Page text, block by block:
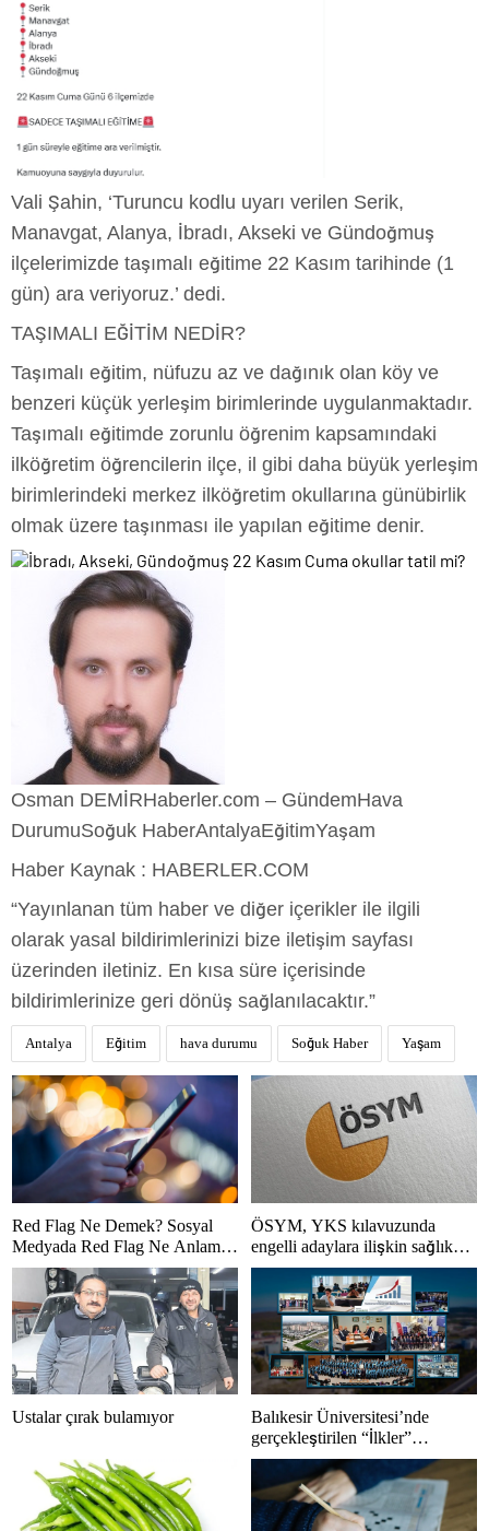
Vali Şahin, ‘Turuncu kodlu uyarı verilen Serik,
Manavgat, Alanya, İbradı, Akseki ve Gündoğmuş
ilçelerimizde taşımalı eğitime 22 Kasım tarihinde (1
gün) ara veriyoruz.’ dedi.
TAŞIMALI EĞİTİM NEDİR?
Taşımalı eğitim, nüfuzu az ve dağınık olan köy ve
benzeri küçük yerleşim birimlerinde uygulanmaktadır.
Taşımalı eğitimde zorunlu öğrenim kapsamındaki
ilköğretim öğrencilerin ilçe, il gibi daha büyük yerleşim
birimlerindeki merkez ilköğretim okullarına günübirlik
olmak üzere taşınması ile yapılan eğitime denir.
Osman DEMİRHaberler.com – GündemHava
DurumuSoğuk HaberAntalyaEğitimYaşam
Haber Kaynak : HABERLER.COM
“Yayınlanan tüm haber ve diğer içerikler ile ilgili
olarak yasal bildirimlerinizi bize iletişim sayfası
üzerinden iletiniz. En kısa süre içerisinde
bildirimlerinize geri dönüş sağlanılacaktır.”
Antalya Eğitim hava durumu Soğuk Haber Yaşam
Red Flag Ne Demek? Sosyal
Medyada Red Flag Ne Anlama
Gelir?
ÖSYM, YKS kılavuzunda
engelli adaylara ilişkin sağlık
şartlarını güncelledi
Ustalar çırak bulamıyor
Balıkesir Üniversitesi’nde
gerçekleştirilen “İlkler”
üniversitenin geleceğini
şekillendiriyor